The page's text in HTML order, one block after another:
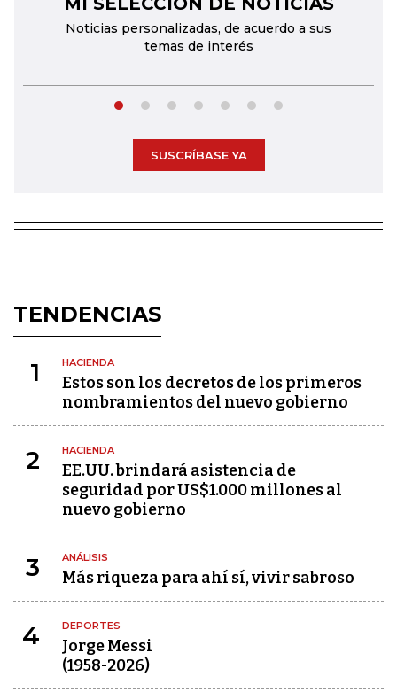
Noticias personalizadas, de acuerdo a sus
temas de interés
SUSCRÍBASE YA
TENDENCIAS
1 HACIENDA
Estos son los decretos de los primeros
nombramientos del nuevo gobierno
2 HACIENDA
EE.UU. brindará asistencia de
seguridad por US$1.000 millones al
nuevo gobierno
3 ANÁLISIS
Más riqueza para ahí sí, vivir sabroso
4 DEPORTES
Jorge Messi
(1958-2026)